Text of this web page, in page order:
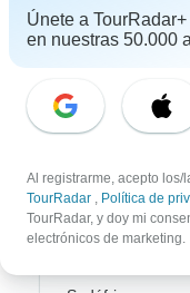
Australia /
Europa
Latin América
América del Sur
Egipto
Únete a TourRadar+
en nuestras 50.000
Al registrarme, acepto los/
TourRadar , Política de
TourRadar, y doy mi
electrónicos de marketing.